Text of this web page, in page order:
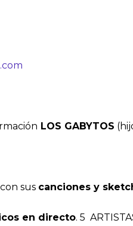
LOS GABYTOS
sus canciones y
en directo. 5